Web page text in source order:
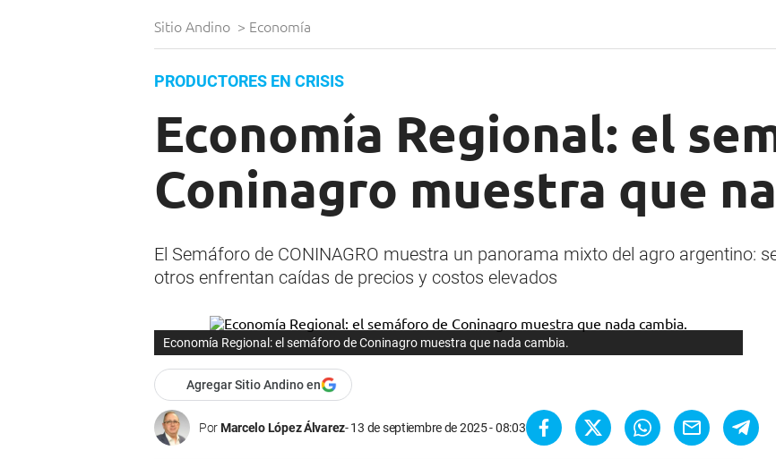
Sitio Andino > Economía
PRODUCTORES EN CRISIS
Economía Regional: el
Coninagro muestra que
El Semáforo de CONINAGRO muestra un panorama mixto del agro argentino:
otros enfrentan caídas de precios y costos elevados
Economía Regional: el semáforo de Coninagro muestra que nada cambia.
Agregar Sitio Andino en
PorMarcelo López Álvarez 13 de septiembre de 2025 - 08:03